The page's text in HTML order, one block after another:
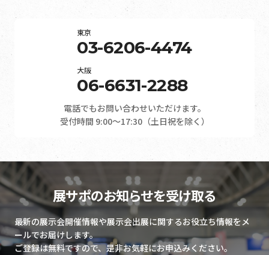
東京
03-6206-4474
大阪
06-6631-2288
電話でもお問い合わせいただけます。
受付時間 9:00～17:30（土日祝を除く）
展サポのお知らせを受け取る
最新の展示会開催情報や展示会出展に関するお役立ち情報をメ
ールでお届けします。
ご登録は無料ですので、是非お気軽にお申込みください。